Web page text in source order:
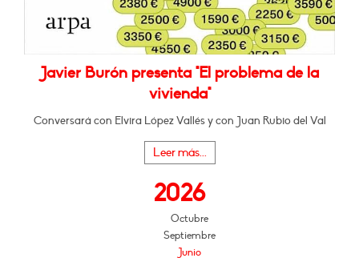
Javier Burón presenta "El problema de la
vivienda"
Conversará con Elvira López Vallés y con Juan Rubio del Val
Leer más...
2026
Octubre
Septiembre
Junio